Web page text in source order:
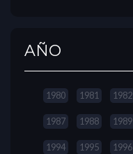
AÑO
1980 1981 1982
1987 1988 1989
1994 1995 1996